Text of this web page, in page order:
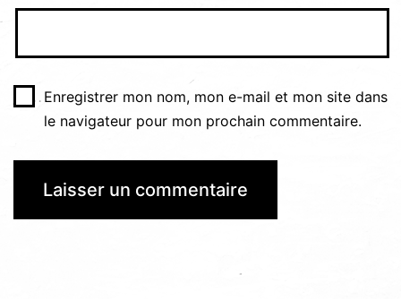
Enregistrer mon nom, mon e-mail et mon site dans
le navigateur pour mon prochain commentaire.